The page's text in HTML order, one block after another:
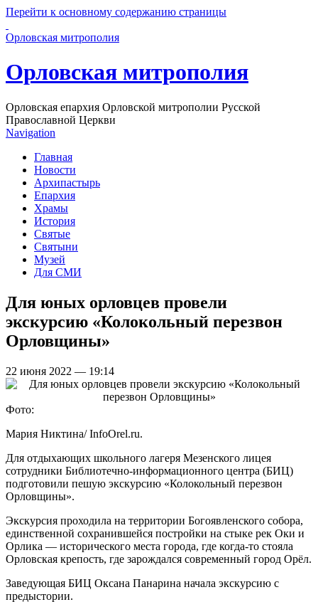
Перейти к основному содержанию страницы
Орловская митрополия
Орловская митрополия
Орловская епархия Орловской митрополии Русской
Православной Церкви
Navigation
Главная
Новости
Архипастырь
Епархия
Храмы
История
Святые
Святыни
Музей
Для СМИ
Для юных орловцев провели
экскурсию «Колокольный перезвон
Орловщины»
22 июня 2022 — 19:14
Фото:
Мария Никтина/ InfoOrel.ru.
Для отдыхающих школьного лагеря Мезенского лицея
сотрудники Библиотечно-информационного центра (БИЦ)
подготовили пешую экскурсию «Колокольный перезвон
Орловщины».
Экскурсия проходила на территории Богоявленского собора,
единственной сохранившейся постройки на стыке рек Оки и
Орлика — исторического места города, где когда-то стояла
Орловская крепость, где зарождался современный город Орёл.
Заведующая БИЦ Оксана Панарина начала экскурсию с
предыстории.